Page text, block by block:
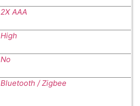
2X AAA
High
No
Bluetooth / Zigbee